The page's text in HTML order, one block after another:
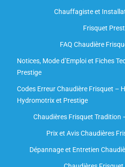
Chauffagiste et
Frisquet
FAQ Chaudière
Notices, Mode d’Emploi et Fiches
Prestige
Codes Erreur Chaudière Frisquet –
Hydromotrix et Prestige
Chaudières Frisquet Tradition
Prix et Avis Chaudières
Dépannage et Entretien